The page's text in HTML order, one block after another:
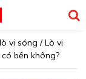
vi sóng /Lò vi
bền không?